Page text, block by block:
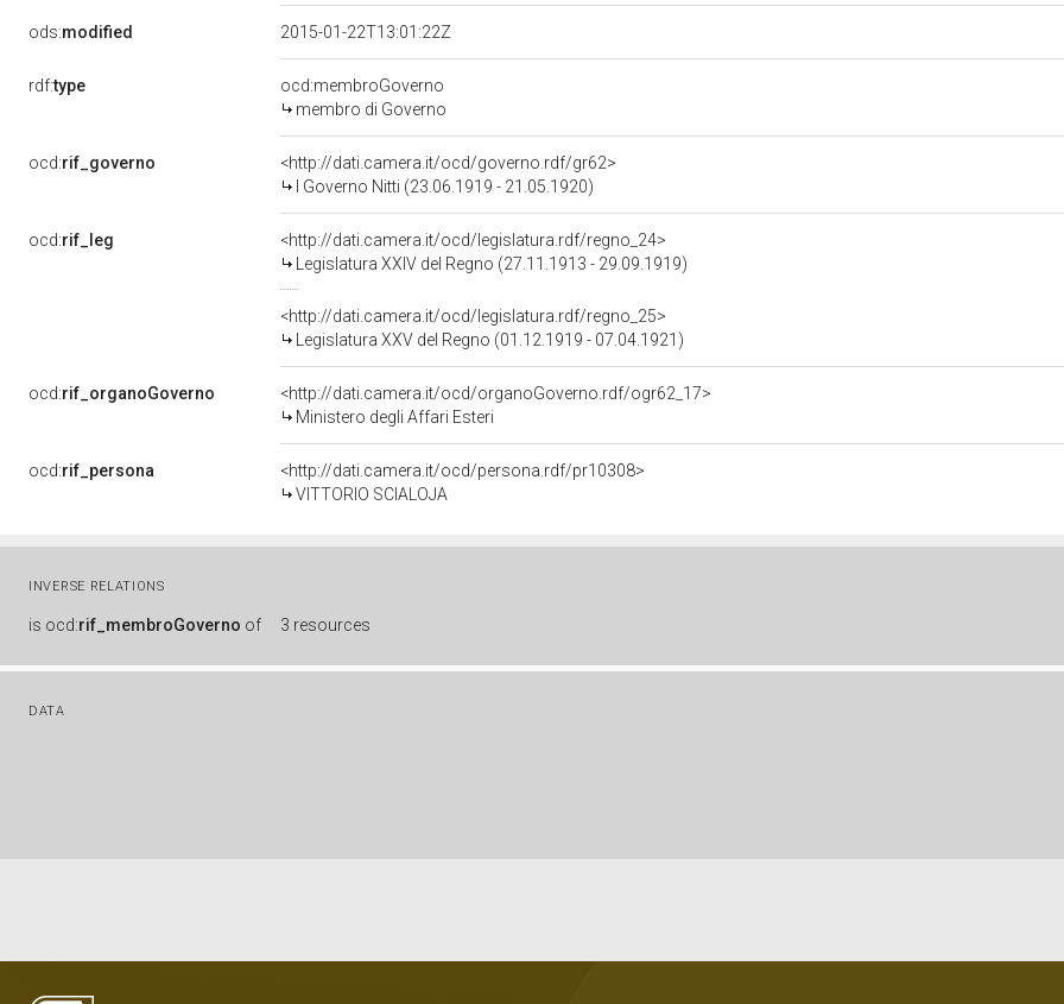
ods:modified 2015-01-22T13:01:22Z
rdf:type
ocd:membroGoverno
membro di Governo
ocd:rif_governo
<http://dati.camera.it/ocd/governo.rdf/gr62>
I Governo Nitti (23.06.1919 - 21.05.1920)
ocd:rif_leg
<http://dati.camera.it/ocd/legislatura.rdf/regno_24>
Legislatura XXIV del Regno (27.11.1913 - 29.09.1919)
<http://dati.camera.it/ocd/legislatura.rdf/regno_25>
Legislatura XXV del Regno (01.12.1919 - 07.04.1921)
ocd:rif_organoGoverno
<http://dati.camera.it/ocd/organoGoverno.rdf/ogr62_17>
Ministero degli Affari Esteri
ocd:rif_persona
<http://dati.camera.it/ocd/persona.rdf/pr10308>
VITTORIO SCIALOJA
INVERSE RELATIONS
is ocd:rif_membroGoverno of 3 resources
DATA